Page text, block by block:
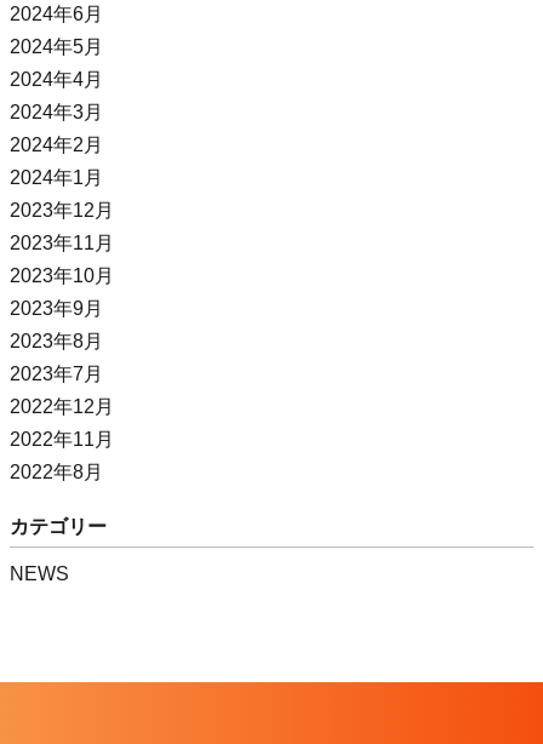
2024年6月
2024年5月
2024年4月
2024年3月
2024年2月
2024年1月
2023年12月
2023年11月
2023年10月
2023年9月
2023年8月
2023年7月
2022年12月
2022年11月
2022年8月
カテゴリー
NEWS